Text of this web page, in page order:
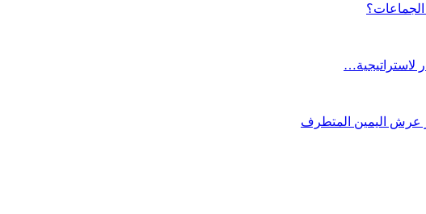
الجماعات؟
لاستراتيجية…
عرش اليمين المتطرف